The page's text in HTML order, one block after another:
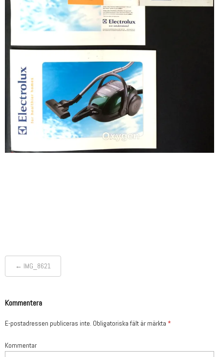
Post
← IMG_8621
Kommentera
E-postadressen publiceras inte. Obligatoriska fält är märkta *
Kommentar